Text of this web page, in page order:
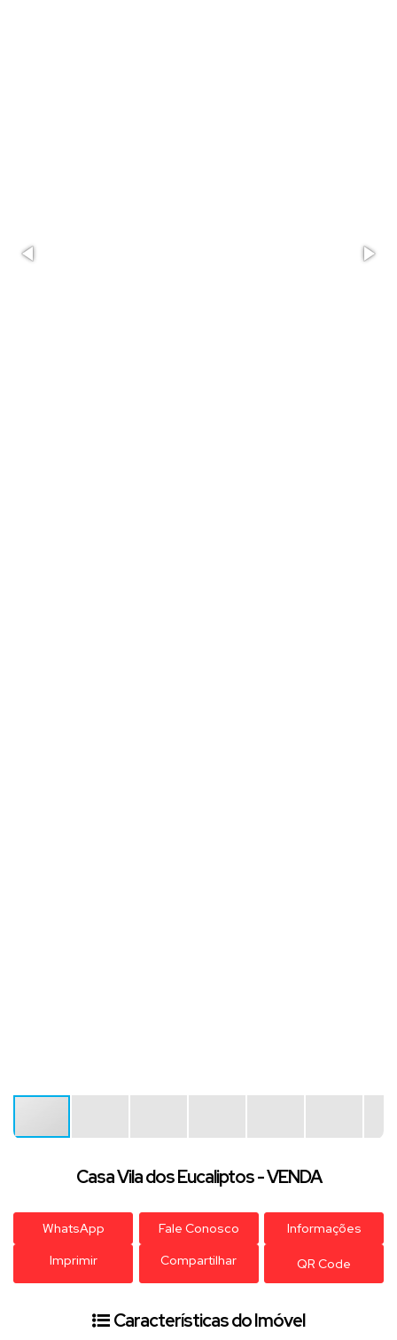
Casa Vila dos Eucaliptos - VENDA
WhatsApp Fale Conosco
Informações
Imprimir
Compartilhar QR Code
Características do Imóvel